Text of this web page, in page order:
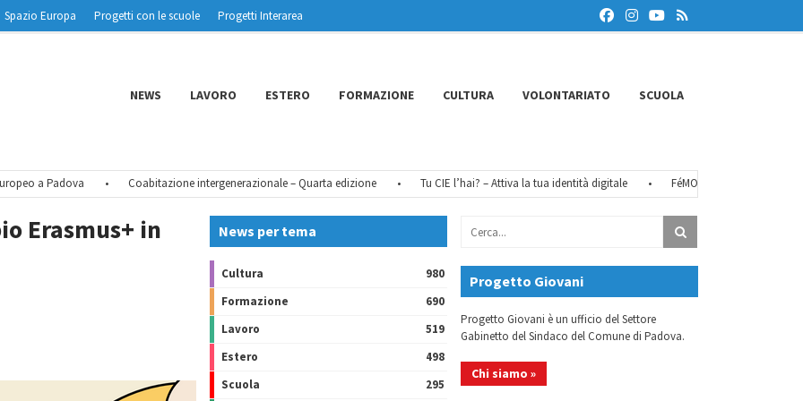
Spazio Europa Progetti con le scuole
Progetti Interarea
NEWS LAVORO ESTERO FORMAZIONE CULTURA VOLONTARIATO SCUOLA
a Padova • Coabitazione intergenerazionale – Quarta edizione • Tu CIE l’hai? – Attiva la tua identità digitale • FéMO 2026 – Il bando
Erasmus+ in
News per tema
Cultura
980
Formazione
690
Lavoro
519
Estero
498
Scuola
295
Progetto Giovani
Progetto Giovani è un ufficio del Settore
Gabinetto del Sindaco del Comune di Padova.
Chi siamo »